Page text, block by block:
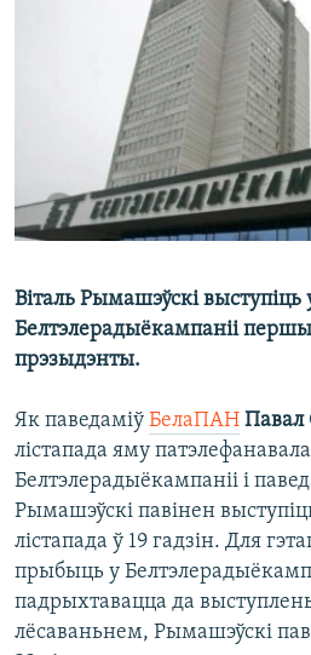
НА ХВАЛЯХ СВАБОДЫ
Віталь Рымашэўскі выступіць
Белтэлерадыёкампаніі
прэзыдэнты.
Як паведаміў БелаПАН Павал
лістапада яму
Белтэлерадыёкампаніі і
Рымашэўскі павінен
лістапада ў 19 гадзін. Для
прыбыць у
падрыхтавацца да
лёсаваньнем, Рымашэўскі